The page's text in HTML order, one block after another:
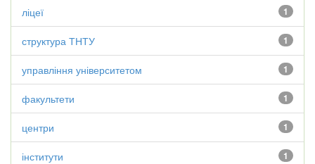
1
ліцеї
1
структура ТНТУ
1
управління університетом
1
факультети
1
центри
1
інститути